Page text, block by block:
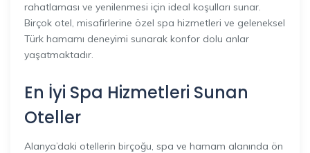
rahatlaması ve yenilenmesi için ideal koşulları sunar.
Birçok otel, misafirlerine özel spa hizmetleri ve geleneksel
Türk hamamı deneyimi sunarak konfor dolu anlar
yaşatmaktadır.
En İyi Spa Hizmetleri Sunan
Oteller
Alanya’daki otellerin birçoğu, spa ve hamam alanında ön